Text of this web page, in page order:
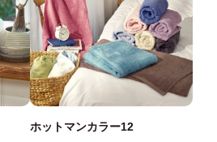
ホットマンカラー12